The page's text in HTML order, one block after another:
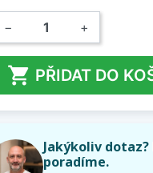
− +
 PŘIDAT DO
Jakýkoliv dotaz?
poradíme.